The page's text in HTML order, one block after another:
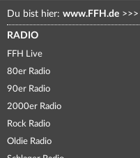
Du bist hier: www.FFH.de >>>
RADIO
FFH Live
80er Radio
90er Radio
2000er Radio
Rock Radio
Oldie Radio